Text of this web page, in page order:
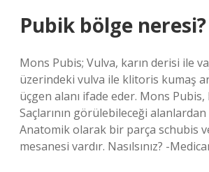
Pubik bölge neresi?
Mons Pubis; Vulva, karın derisi ile
üzerindeki vulva ile klitoris kumaş
üçgen alanı ifade eder. Mons
Saçlarının görülebileceği
Anatomik olarak bir parça schubis
mesanesi vardır. Nasılsınız? -